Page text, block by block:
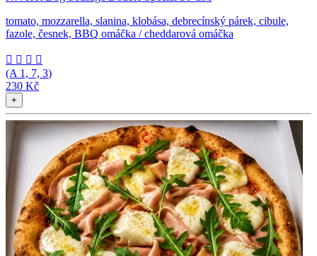
tomato, mozzarella, slanina, klobása, debrecínský párek, cibule,
fazole, česnek, BBQ omáčka / cheddarová omáčka
   
(A 1, 7, 3)
230 Kč
+